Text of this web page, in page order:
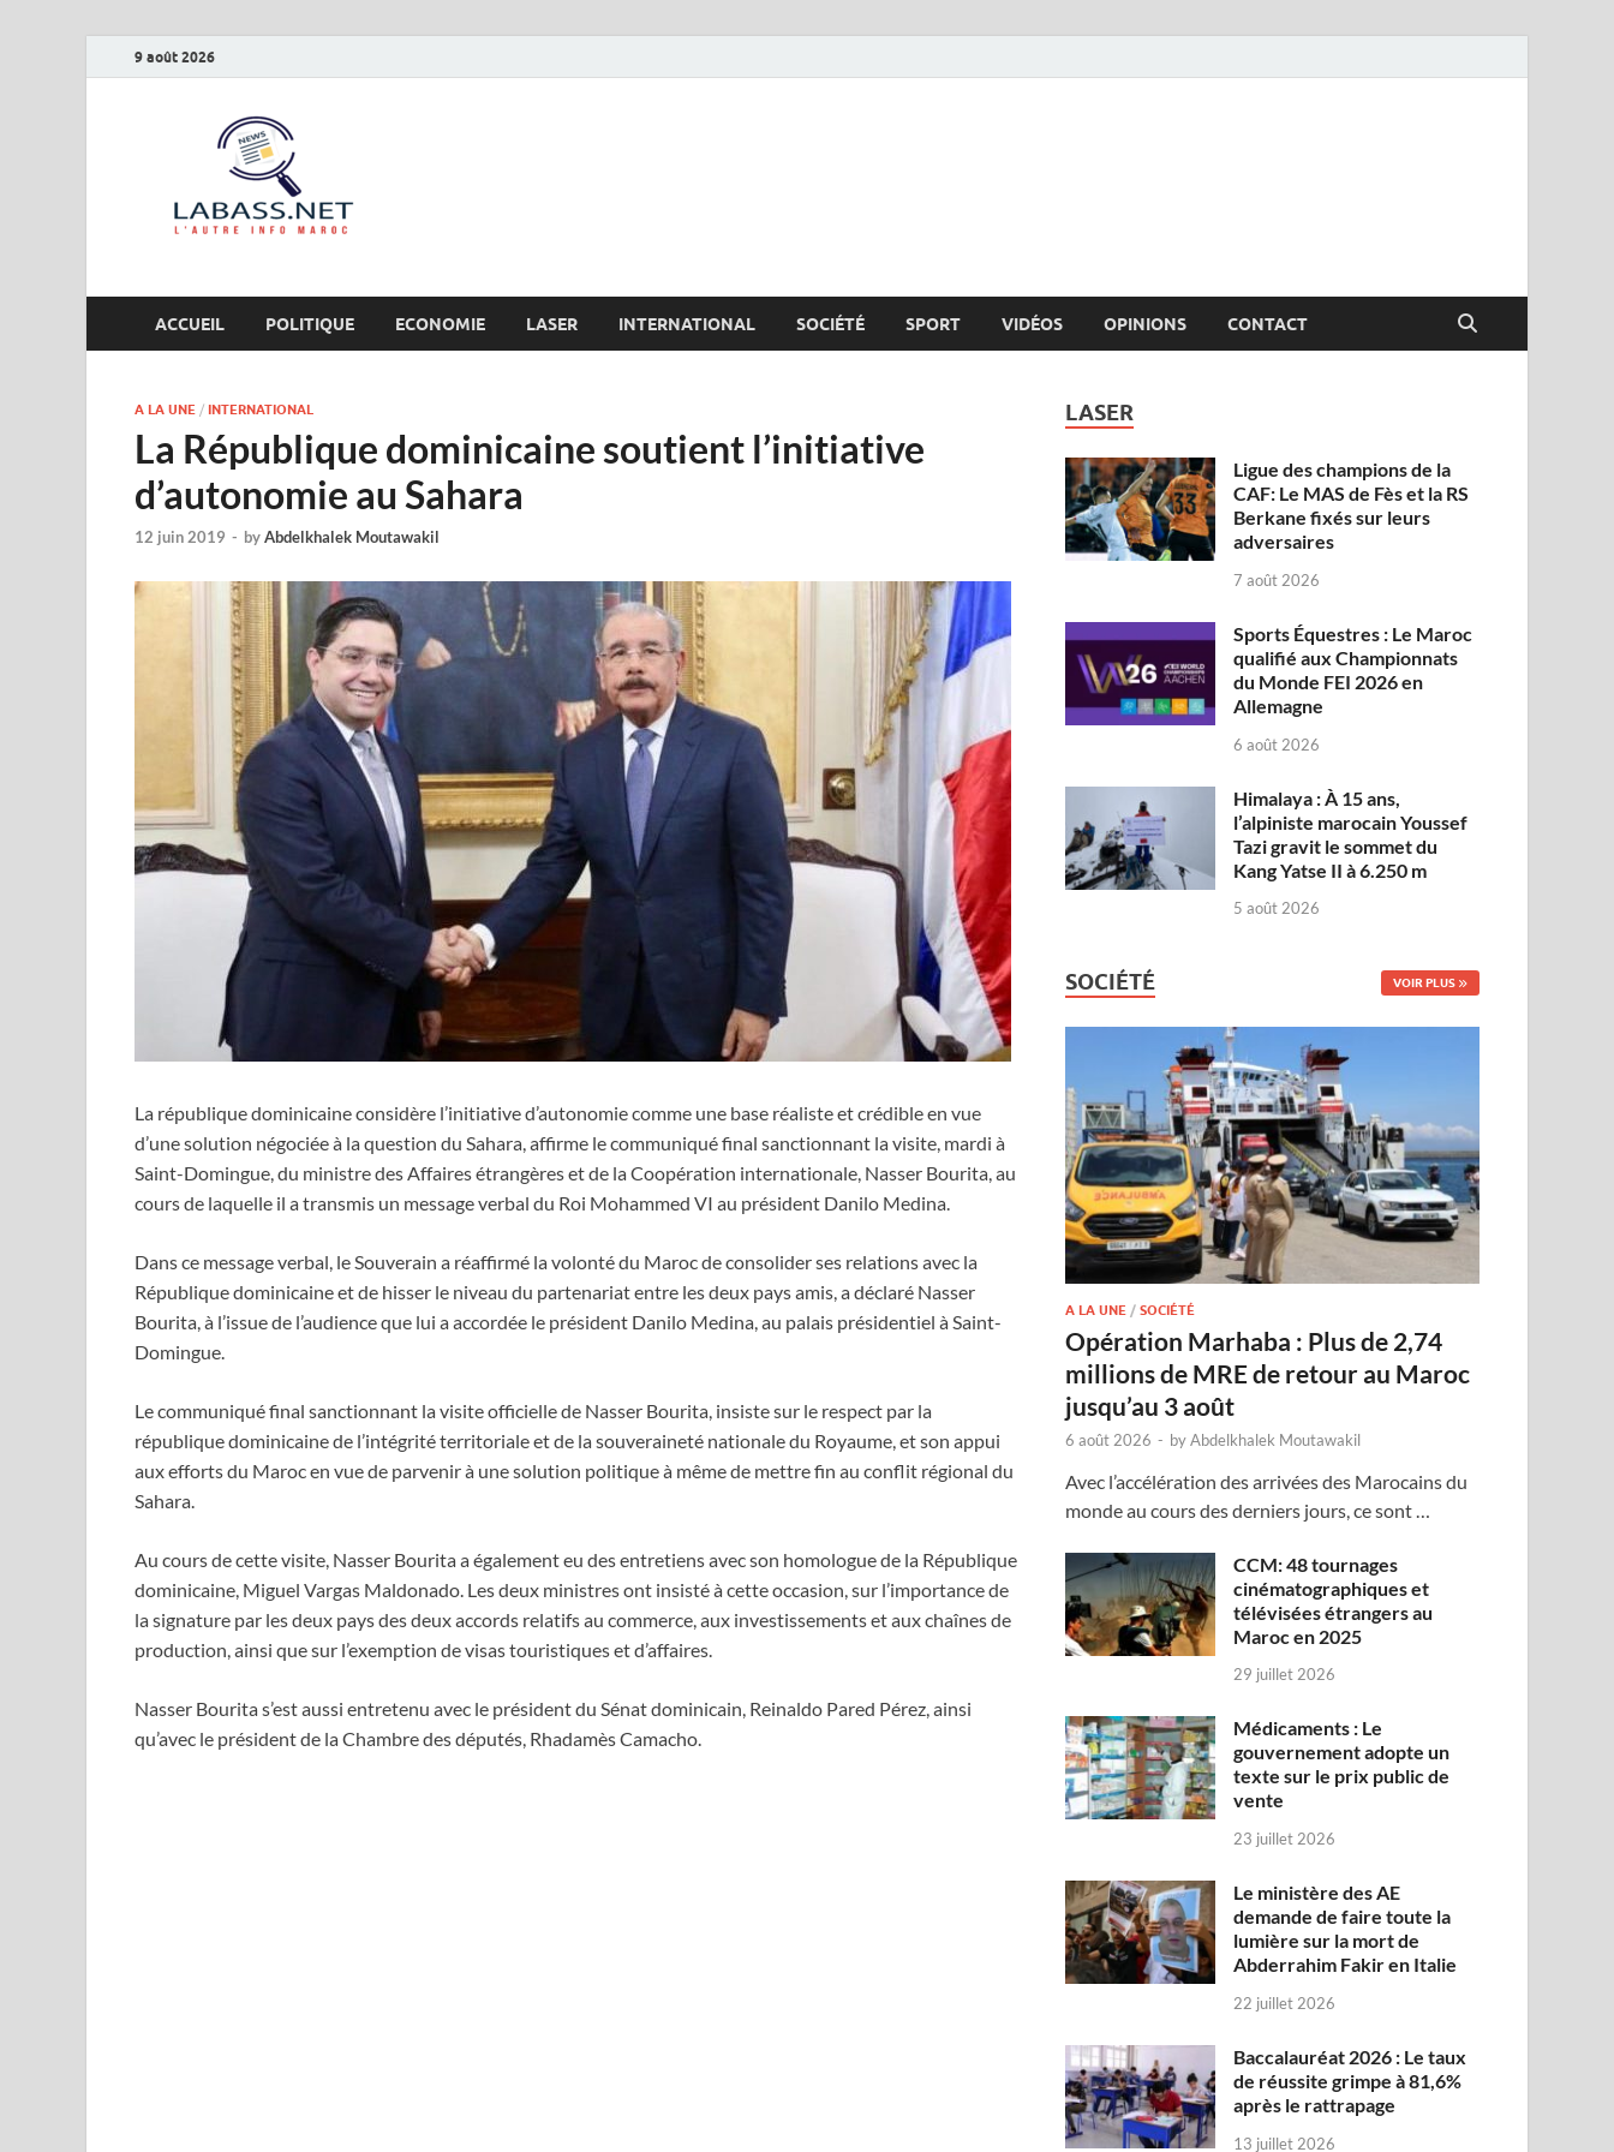
9 août 2026
ACCUEIL POLITIQUE ECONOMIE LASER INTERNATIONAL SOCIÉTÉ SPORT VIDÉOS OPINIONS CONTACT
A LA UNE / INTERNATIONAL
La République dominicaine soutient l’initiative
d’autonomie au Sahara
12 juin 2019 - byAbdelkhalek Moutawakil
La république dominicaine considère l’initiative d’autonomie comme une base réaliste et crédible en vue
d’une solution négociée à la question du Sahara, affirme le communiqué final sanctionnant la visite, mardi à
Saint-Domingue, du ministre des Affaires étrangères et de la Coopération internationale, Nasser Bourita, au
cours de laquelle il a transmis un message verbal du Roi Mohammed VI au président Danilo Medina.
Dans ce message verbal, le Souverain a réaffirmé la volonté du Maroc de consolider ses relations avec la
République dominicaine et de hisser le niveau du partenariat entre les deux pays amis, a déclaré Nasser
Bourita, à l’issue de l’audience que lui a accordée le président Danilo Medina, au palais présidentiel à Saint-
Domingue.
Le communiqué final sanctionnant la visite officielle de Nasser Bourita, insiste sur le respect par la
république dominicaine de l’intégrité territoriale et de la souveraineté nationale du Royaume, et son appui
aux efforts du Maroc en vue de parvenir à une solution politique à même de mettre fin au conflit régional du
Sahara.
Au cours de cette visite, Nasser Bourita a également eu des entretiens avec son homologue de la République
dominicaine, Miguel Vargas Maldonado. Les deux ministres ont insisté à cette occasion, sur l’importance de
la signature par les deux pays des deux accords relatifs au commerce, aux investissements et aux chaînes de
production, ainsi que sur l’exemption de visas touristiques et d’affaires.
Nasser Bourita s’est aussi entretenu avec le président du Sénat dominicain, Reinaldo Pared Pérez, ainsi
qu’avec le président de la Chambre des députés, Rhadamès Camacho.
LASER
Ligue des champions de la
CAF: Le MAS de Fès et la RS
Berkane fixés sur leurs
adversaires
7 août 2026
Sports Équestres : Le Maroc
qualifié aux Championnats
du Monde FEI 2026 en
Allemagne
6 août 2026
Himalaya : À 15 ans,
l’alpiniste marocain Youssef
Tazi gravit le sommet du
Kang Yatse II à 6.250 m
5 août 2026
SOCIÉTÉ VOIR PLUS
A LA UNE /SOCIÉTÉ
Opération Marhaba : Plus de 2,74
millions de MRE de retour au Maroc
jusqu’au 3 août
6 août 2026 - byAbdelkhalek Moutawakil
Avec l’accélération des arrivées des Marocains du
monde au cours des derniers jours, ce sont …
CCM: 48 tournages
cinématographiques et
télévisées étrangers au
Maroc en 2025
29 juillet 2026
Médicaments : Le
gouvernement adopte un
texte sur le prix public de
vente
23 juillet 2026
Le ministère des AE
demande de faire toute la
lumière sur la mort de
Abderrahim Fakir en Italie
22 juillet 2026
Baccalauréat 2026 : Le taux
de réussite grimpe à 81,6%
après le rattrapage
13 juillet 2026